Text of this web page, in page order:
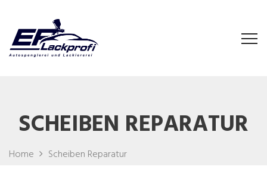
SCHEIBEN REPARATUR
Home Scheiben Reparatur